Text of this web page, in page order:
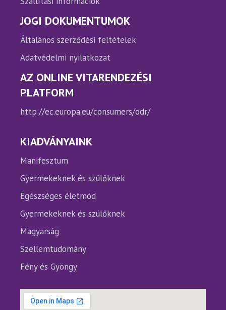
JOGI DOKUMENTUMOK
Általános szerződési feltételek
Adatvédelmi nyilatkozat
AZ ONLINE VITARENDEZÉSI
PLATFORM
http://ec.europa.eu/consumers/odr/
KIADVÁNYAINK
Manifesztum
Gyermekeknek és szülőknek
Egészséges életmód
Gyermekeknek és szülőknek
Magyarság
Szellemtudomány
Fény és Gyöngy